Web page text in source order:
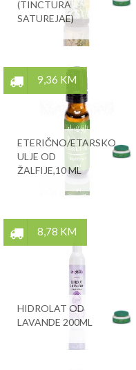
(TINCTURA
SATUREJAE)
9,36 KM
ETERIČNO/ETARSKO
ULJE OD
ŽALFIJE,10 ML
8,78 KM
HIDROLAT OD
LAVANDE 200ML